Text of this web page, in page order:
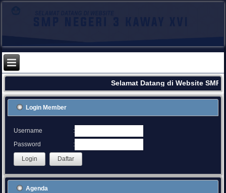
Selamat Datang di Website
Login Member
Username
:
Password
:
Agenda